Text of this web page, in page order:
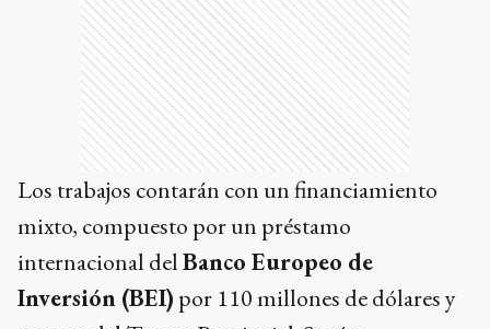
Los trabajos contarán con un financiamiento
mixto, compuesto por un préstamo
internacional delBanco Europeo de
Inversión (BEI) por 110 millones de dólares y